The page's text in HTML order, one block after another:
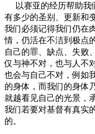
以赛亚的经历帮助
有多少的圣别、更新和
我们必须记得我们仍在
情，仍活在不洁到极点
自己的罪、缺点、失败
仅与神不对，也与人不
也会与自己不对，例如
的身体，而我们的身体
就越看见自己的光景，
我们若要对基督有真实
的。